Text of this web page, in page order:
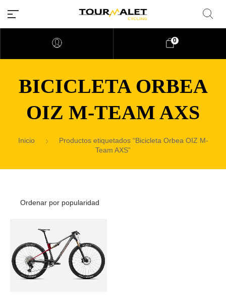
0
BICICLETA ORBEA
OIZ M-TEAM AXS
Inicio
Productos etiquetados “Bicicleta Orbea OIZ M-
Team AXS”